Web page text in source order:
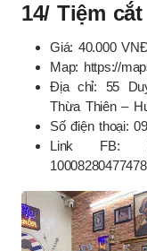
14/ Tiệm
Giá: 40.000
Map: https://
Địa chỉ: 55
Thừa Thiên –
Số điện thoại:
Link FB: